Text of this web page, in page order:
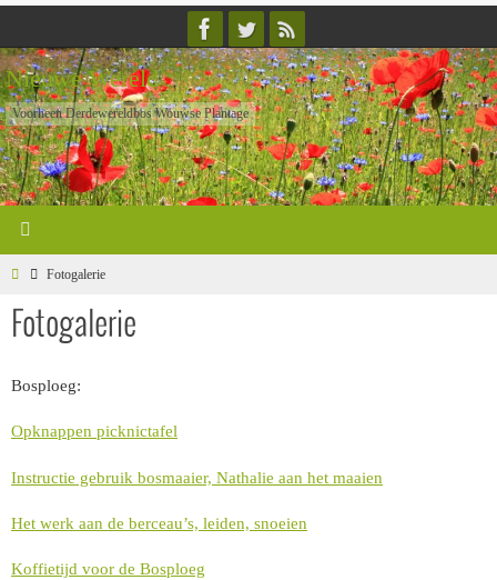
naar
de
inhoud
Nieuwe Wereld
Voorheen Derdewereldbos Wouwse Plantage
HomeFotogalerie
Fotogalerie
Bosploeg:
Opknappen picknictafel
Instructie gebruik bosmaaier, Nathalie aan het maaien
Het werk aan de berceau’s, leiden, snoeien
Koffietijd voor de Bosploeg